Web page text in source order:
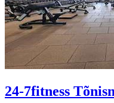
24-7fitness